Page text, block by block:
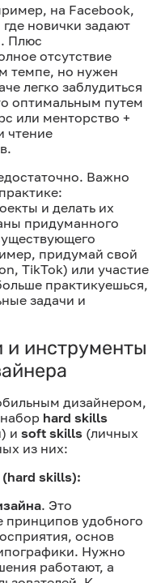
на Facebook,
новички задают
Плюс
отсутствие
темпе, но нужен
легко заблудиться
оптимальным путем
или менторство +
чтение
Важно
и делать их
придуманного
придумай свой
TikTok) или участие
практикуешься,
задачи и
инструменты
дизайнером,
hard skills
и soft skills (личных
из них:
skills):
. Это
удобного
основ
Нужно
работают, а